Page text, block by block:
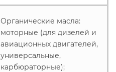
Органические масла:
моторные (для дизелей и
авиационных двигателей,
универсальные,
карбюраторные);